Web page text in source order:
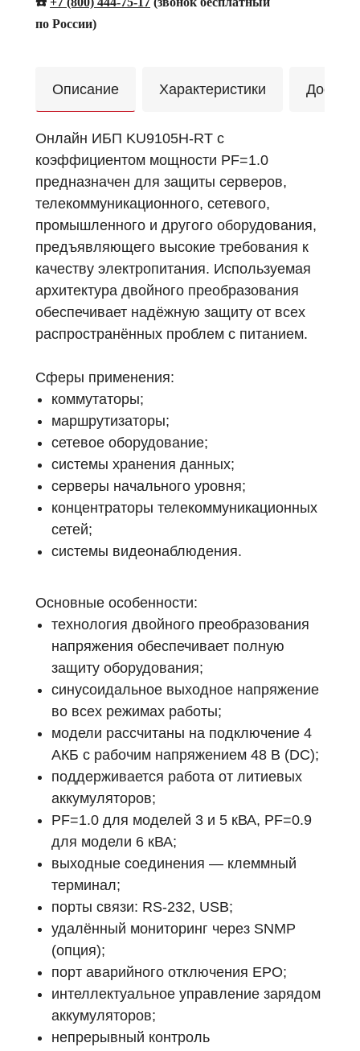
по России)
Описание Характеристики
Онлайн ИБП KU9105H-RT с
коэффициентом мощности PF=1.0
предназначен для защиты серверов,
телекоммуникационного, сетевого,
промышленного и другого оборудования,
предъявляющего высокие требования к
качеству электропитания. Используемая
архитектура двойного преобразования
обеспечивает надёжную защиту от всех
распространённых проблем с питанием.
Сферы применения:
коммутаторы;
маршрутизаторы;
сетевое оборудование;
системы хранения данных;
серверы начального уровня;
концентраторы телекоммуникационных
сетей;
системы видеонаблюдения.
Основные особенности:
технология двойного преобразования
напряжения обеспечивает полную
защиту оборудования;
синусоидальное выходное напряжение
во всех режимах работы;
модели рассчитаны на подключение 4
АКБ с рабочим напряжением 48 В (DC);
поддерживается работа от литиевых
аккумуляторов;
PF=1.0 для моделей 3 и 5 кВА, PF=0.9
для модели 6 кВА;
выходные соединения — клеммный
терминал;
порты связи: RS-232, USB;
удалённый мониторинг через SNMP
(опция);
порт аварийного отключения EPO;
интеллектуальное управление зарядом
аккумуляторов;
непрерывный контроль
Мы являемся
официальным
дилером «HIDEN"
Телефон:
8 (800) 444-75-17
Почта:
Оставьте заявку на подбор ИБП
и наши менеджеры помогут вам
подобрать подходящий вариант
Оставить заявку